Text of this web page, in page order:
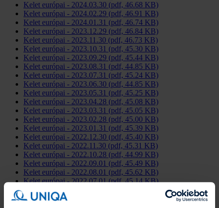
Kelet európai - 2024.03.30 (pdf, 46.68 KB)
Kelet európai - 2024.02.29 (pdf, 46.91 KB)
Kelet európai - 2024.01.31 (pdf, 46.74 KB)
Kelet európai - 2023.12.29 (pdf, 46.84 KB)
Kelet európai - 2023.11.30 (pdf, 46.73 KB)
Kelet európai - 2023.10.31 (pdf, 45.30 KB)
Kelet európai - 2023.09.29 (pdf, 45.44 KB)
Kelet európai - 2023.08.31 (pdf, 44.85 KB)
Kelet európai - 2023.07.31 (pdf, 45.24 KB)
Kelet európai - 2023.06.30 (pdf, 44.85 KB)
Kelet európai - 2023.05.31 (pdf, 45.25 KB)
Kelet európai - 2023.04.28 (pdf, 45.08 KB)
Kelet európai - 2023.03.31 (pdf, 45.05 KB)
Kelet európai - 2023.02.28 (pdf, 45.00 KB)
Kelet európai - 2023.01.31 (pdf, 45.39 KB)
Kelet európai - 2022.12.30 (pdf, 45.40 KB)
Kelet európai - 2022.11.30 (pdf, 45.31 KB)
Kelet európai - 2022.10.28 (pdf, 44.99 KB)
Kelet európai - 2022.09.01 (pdf, 45.49 KB)
Kelet európai - 2022.08.01 (pdf, 45.62 KB)
Kelet európai - 2022.07.01 (pdf, 45.14 KB)
Kelet európai - 2022.06.01 (pdf, 45.42 KB)
Kelet európai - 2022.05.01 (pdf, 45.44 KB)